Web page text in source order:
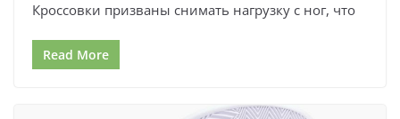
Кроссовки призваны снимать нагрузку с ног, что
Read More